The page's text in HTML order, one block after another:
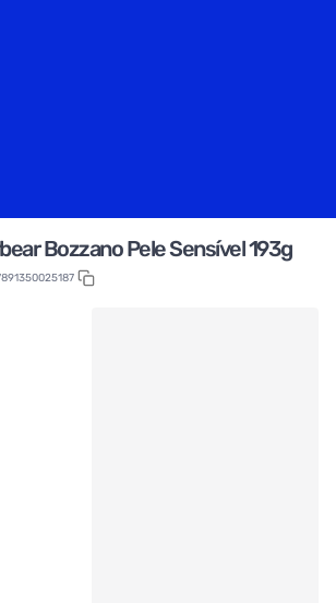
Bozzano Pele Sensível 193g